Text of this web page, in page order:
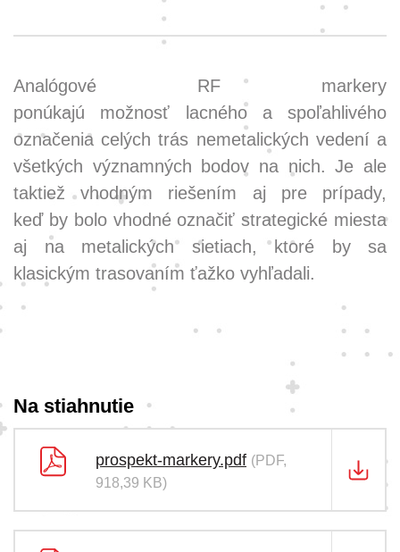
Analógové RF markery
ponúkajú možnosť lacného a spoľahlivého
označenia celých trás nemetalických vedení a
všetkých významných bodov na nich. Je ale
taktiež vhodným riešením aj pre prípady,
keď by bolo vhodné označiť strategické miesta
aj na metalických sietiach, ktoré by sa
klasickým trasovaním ťažko vyhľadali.
Na stiahnutie
prospekt-markery.pdf (PDF,
918,39 KB)